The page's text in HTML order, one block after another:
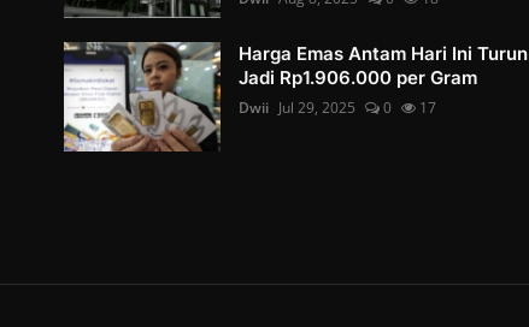
Harga Emas Antam Hari Ini Turun
Jadi Rp1.906.000 per Gram
Dwii Jul 29, 2025 0 17